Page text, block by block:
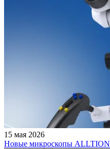
15 мая 2026
Новые микроскопы ALLTION